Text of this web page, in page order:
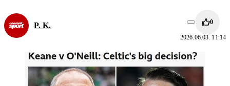
P. K. 0
2026.06.03. 11:14